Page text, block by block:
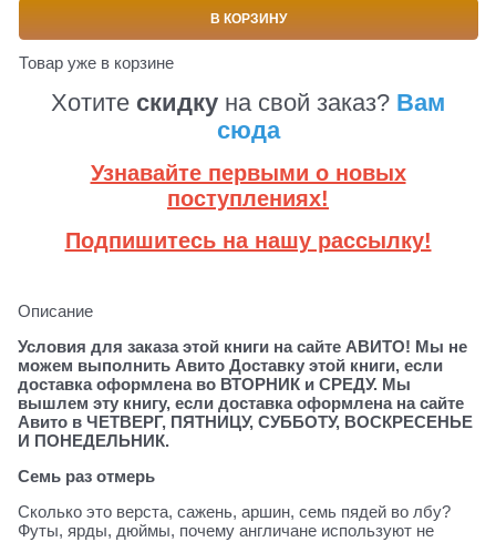
В КОРЗИНУ
Товар уже в корзине
Хотите скидку на свой заказ? Вам
сюда
Узнавайте первыми о новых
поступлениях!
Подпишитесь на нашу рассылку!
Описание
Условия для заказа этой книги на сайте АВИТО! Мы не
можем выполнить Авито Доставку этой книги, если
доставка оформлена во ВТОРНИК и СРЕДУ. Мы
вышлем эту книгу, если доставка оформлена на сайте
Авито в ЧЕТВЕРГ, ПЯТНИЦУ, СУББОТУ, ВОСКРЕСЕНЬЕ
И ПОНЕДЕЛЬНИК.
Семь раз отмерь
Сколько это верста, сажень, аршин, семь пядей во лбу?
Футы, ярды, дюймы, почему англичане используют не